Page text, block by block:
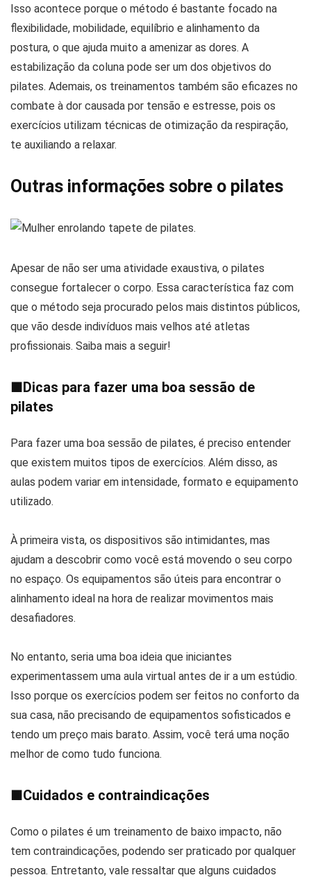
Isso acontece porque o método é bastante focado na
flexibilidade, mobilidade, equilíbrio e alinhamento da
postura, o que ajuda muito a amenizar as dores. A
estabilização da coluna pode ser um dos objetivos do
pilates. Ademais, os treinamentos também são eficazes no
combate à dor causada por tensão e estresse, pois os
exercícios utilizam técnicas de otimização da respiração,
te auxiliando a relaxar.
Outras informações sobre o pilates
Apesar de não ser uma atividade exaustiva, o pilates
consegue fortalecer o corpo. Essa característica faz com
que o método seja procurado pelos mais distintos públicos,
que vão desde indivíduos mais velhos até atletas
profissionais. Saiba mais a seguir!
■Dicas para fazer uma boa sessão de
pilates
Para fazer uma boa sessão de pilates, é preciso entender
que existem muitos tipos de exercícios. Além disso, as
aulas podem variar em intensidade, formato e equipamento
utilizado.
À primeira vista, os dispositivos são intimidantes, mas
ajudam a descobrir como você está movendo o seu corpo
no espaço. Os equipamentos são úteis para encontrar o
alinhamento ideal na hora de realizar movimentos mais
desafiadores.
No entanto, seria uma boa ideia que iniciantes
experimentassem uma aula virtual antes de ir a um estúdio.
Isso porque os exercícios podem ser feitos no conforto da
sua casa, não precisando de equipamentos sofisticados e
tendo um preço mais barato. Assim, você terá uma noção
melhor de como tudo funciona.
■Cuidados e contraindicações
Como o pilates é um treinamento de baixo impacto, não
tem contraindicações, podendo ser praticado por qualquer
pessoa. Entretanto, vale ressaltar que alguns cuidados